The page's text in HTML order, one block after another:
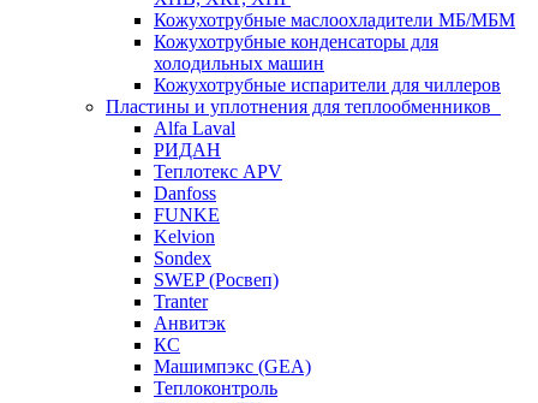
Кожухотрубные маслоохладители МБ/МБМ
Кожухотрубные конденсаторы для
холодильных машин
Кожухотрубные испарители для чиллеров
Пластины и уплотнения для теплообменников
Alfa Laval
РИДАН
Теплотекс APV
Danfoss
FUNKE
Kelvion
Sondex
SWEP (Росвеп)
Tranter
Анвитэк
КС
Машимпэкс (GEA)
Теплоконтроль